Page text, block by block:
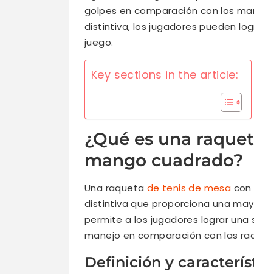
golpes en comparación con los
distintiva, los jugadores pueden
juego.
Key sections in the article:
¿Qué es una
mango cuadrado?
Una raqueta de tenis de mesa con
distintiva que proporciona una
permite a los jugadores lograr una
manejo en comparación con las
Definición y